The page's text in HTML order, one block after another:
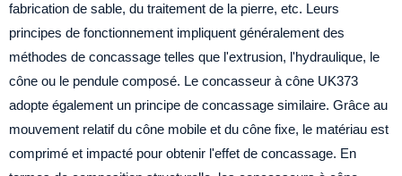
fabrication de sable, du traitement de la pierre, etc. Leurs
principes de fonctionnement impliquent généralement des
méthodes de concassage telles que l'extrusion, l'hydraulique, le
cône ou le pendule composé. Le concasseur à cône UK373
adopte également un principe de concassage similaire. Grâce au
mouvement relatif du cône mobile et du cône fixe, le matériau est
comprimé et impacté pour obtenir l'effet de concassage. En